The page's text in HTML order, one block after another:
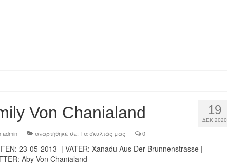
19
ΔΕΚ 2020
Von Chanialand
admin| αναρτήθηκε σε: Τα σκυλιάς μας | 0
23-05-2013 | VATER: Xanadu Aus Der Brunnenstrasse |
Aby Von Chanialand